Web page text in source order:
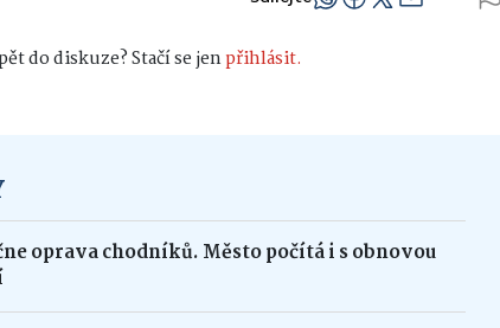
do diskuze? Stačí se jenpřihlásit.
oprava chodníků. Město počítá i s obnovou